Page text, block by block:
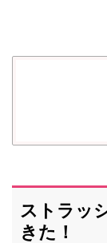
ストラッ
きた！